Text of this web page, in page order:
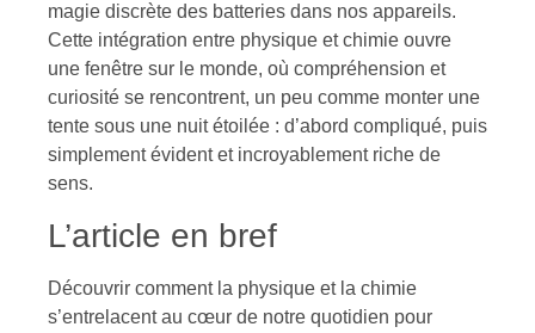
magie discrète des batteries dans nos appareils.
Cette intégration entre physique et chimie ouvre
une fenêtre sur le monde, où compréhension et
curiosité se rencontrent, un peu comme monter une
tente sous une nuit étoilée : d’abord compliqué, puis
simplement évident et incroyablement riche de
sens.
L’article en bref
Découvrir comment la physique et la chimie
s’entrelacent au cœur de notre quotidien pour